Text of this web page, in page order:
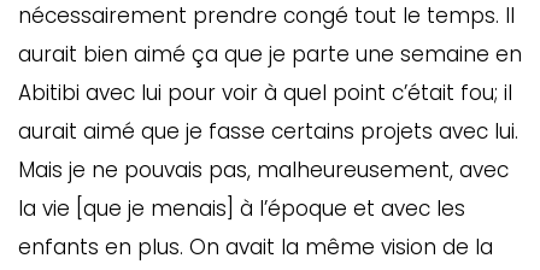
nécessairement prendre congé tout le temps. Il
aurait bien aimé ça que je parte une semaine en
Abitibi avec lui pour voir à quel point c’était fou; il
aurait aimé que je fasse certains projets avec lui.
Mais je ne pouvais pas, malheureusement, avec
la vie [que je menais] à l’époque et avec les
enfants en plus. On avait la même vision de la